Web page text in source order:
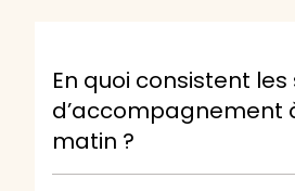
En quoi consistent les
d’accompagnement
matin ?